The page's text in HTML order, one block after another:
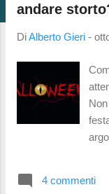
andare
DiAlberto Gieri -
4 commenti